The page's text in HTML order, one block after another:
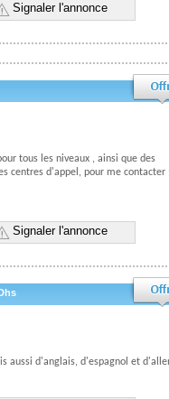
Signaler l'annonce
tous les niveaux , ainsi que des
centres d'appel, pour me contacter
Signaler l'annonce
aussi d'anglais, d'espagnol et